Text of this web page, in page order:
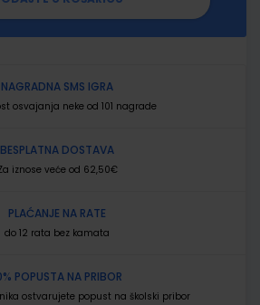
NAGRADNA SMS IGRA
osvajanja neke od 101 nagrade
BESPLATNA DOSTAVA
iznose veće od 62,50€
PLAĆANJE NA RATE
do 12 rata bez kamata
POPUSTA NA PRIBOR
ostvarujete popust na školski pribor